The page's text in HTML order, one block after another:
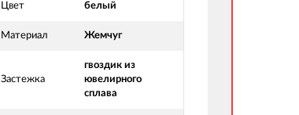
Цвет белый
Материал Жемчуг
Застежка
гвоздик из
ювелирного
сплава